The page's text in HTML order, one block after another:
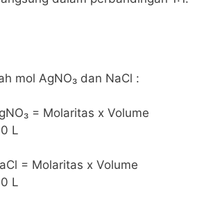
mol AgNO₃ dan NaCl :
= Molaritas x Volume
L
= Molaritas x Volume
L